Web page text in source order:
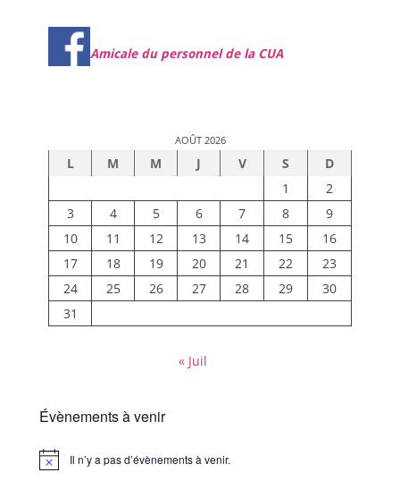
Amicale du personnel de la CUA
AOÛT 2026
L M M J V S
D
1
2
3
4 5 6 7 8
9
10
11 12 13 14 15
16
17
18 19 20 21 22
23
24
25 26 27 28 29
30
31
« Juil
Évènements à venir
Notice Il n’y a pas d’évènements à venir.